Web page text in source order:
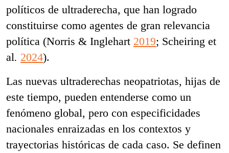
políticos de ultraderecha, que han logrado
constituirse como agentes de gran relevancia
política (Norris & Inglehart 2019; Scheiring et
al. 2024).
Las nuevas ultraderechas neopatriotas, hijas de
este tiempo, pueden entenderse como un
fenómeno global, pero con especificidades
nacionales enraizadas en los contextos y
trayectorias históricas de cada caso. Se definen